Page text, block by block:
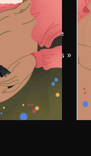
lubrifiant intime
tenant INA™
placez le « bras »
clitoris en
bouche.